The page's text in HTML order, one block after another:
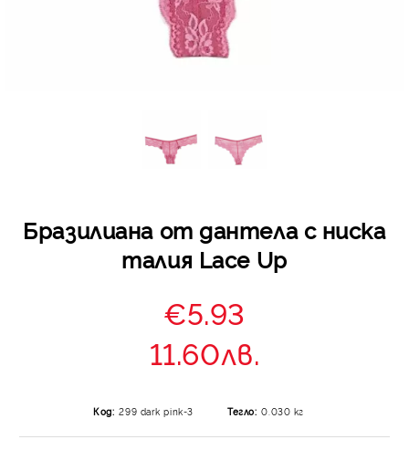
Бразилиана от дантела с ниска
талия Lace Up
€5.93
11.60лв.
Код: 299 dark pink-3 Тегло: 0.030 кг